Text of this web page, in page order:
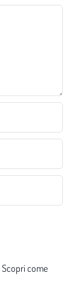
Scopri come